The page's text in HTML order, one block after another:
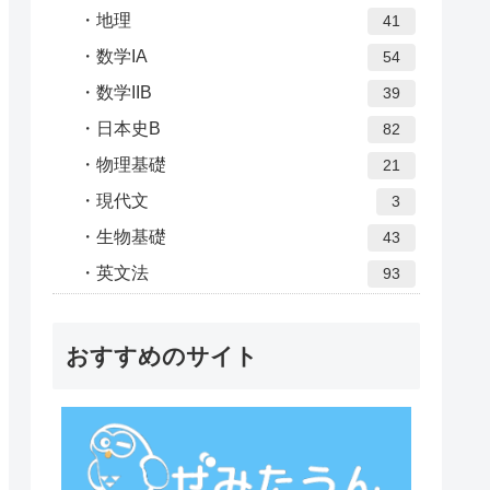
地理 41
数学IA 54
数学IIB 39
日本史B 82
物理基礎 21
現代文 3
生物基礎 43
英文法 93
おすすめのサイト